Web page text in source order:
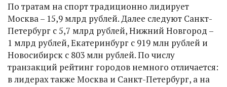
По тратам на спорт традиционно лидирует
Москва – 15,9 млрд рублей. Далее следуют Санкт-
Петербург с 5,7 млрд рублей, Нижний Новгород –
1 млрд рублей, Екатеринбург с 919 млн рублей и
Новосибирск с 803 млн рублей. По числу
транзакций рейтинг городов немного отличается:
в лидерах также Москва и Санкт-Петербург, а на